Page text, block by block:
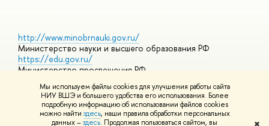
Мы используем файлы cookies для улучшения работы сайта
НИУ ВШЭ и большего удобства его использования. Более
подробную информацию об использовании файлов cookies
можно найти здесь, наши правила обработки персональных
данных –здесь. Продолжая пользоваться сайтом, вы
http://www.minobrnauki.gov.ru/
Министерство науки и высшего образования РФ
https://edu.gov.ru/
Министерство просвещения РФ
https://elearning.hse.ru/mooc
Массовые открытые онлайн-курсы